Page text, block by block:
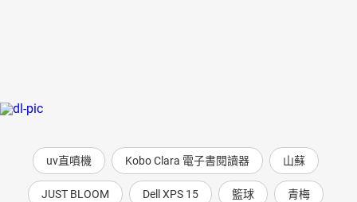
uv直噴機 Kobo Clara 電子書閱讀器 山蘇
JUST BLOOM Dell XPS 15 籃球 青梅